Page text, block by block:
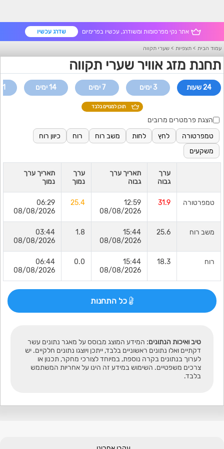
אתר נקי מפרסומות ומשודרג, עכשיו בפרימיום שדרג עכשיו
עמוד הבית > תצפיות > שערי תקווה
תחנת מזג אוויר שערי תקווה
24 שעות 3 ימים 7 ימים 14 ימים 21
תוכן למנויים בלבד
הצגת פרמטרים מרובים
טמפרטורה
לחץ לחות משב רוח רוח
כיוון רוח
משקעים
ערך
גבוה
תאריך ערך
גבוה
ערך
נמוך
תאריך ערך
נמוך
טמפרטורה 31.9
12:59
08/08/2026
25.4
06:29
08/08/2026
משב רוח 25.6
15:44
08/08/2026
1.8
03:44
08/08/2026
רוח 18.3
15:44
08/08/2026
0.0
06:44
08/08/2026
כל התחנות
טיב ואיכות הנתונים: המידע המוצג מבוסס על מאגר נתונים עשר
דקתיים ואלו נתונים ראשוניים בלבד, ייתכן ויוצגו נתונים חלקיים. יש
לערוך בנתונים בקרה נוספת, במיוחד לצורכי מחקר, תכנון או
צרכים משפטיים. השימוש במידע זה הינו על אחריות המשתמש
בלבד.